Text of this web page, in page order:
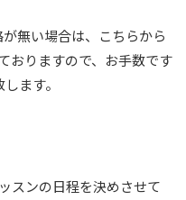
無い場合は、こちらから
おりますので、お手数です
ます。
スンの日程を決めさせて